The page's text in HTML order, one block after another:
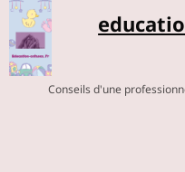
Conseils d'une